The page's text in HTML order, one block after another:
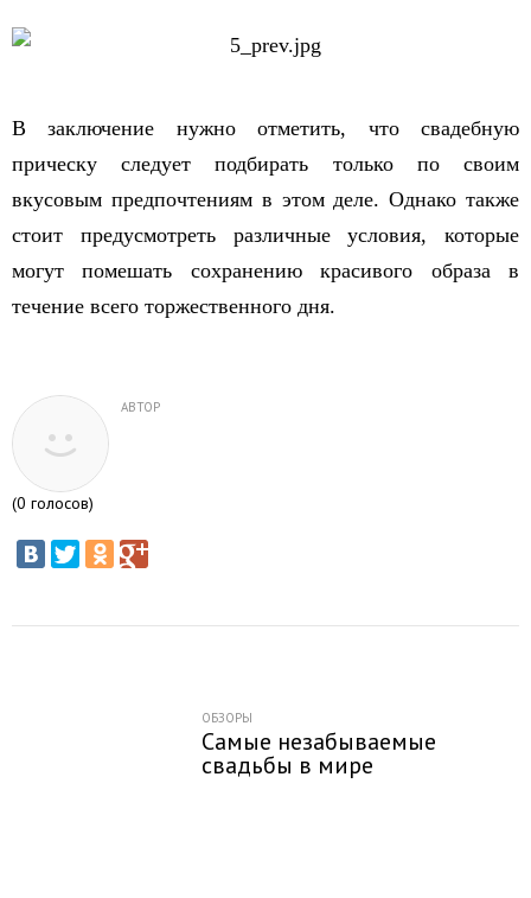
В заключение нужно отметить, что свадебную
прическу следует подбирать только по своим
вкусовым предпочтениям в этом деле. Однако также
стоит предусмотреть различные условия, которые
могут помешать сохранению красивого образа в
течение всего торжественного дня.
АВТОР
(0 голосов)
ОБЗОРЫ
Самые незабываемые
свадьбы в мире